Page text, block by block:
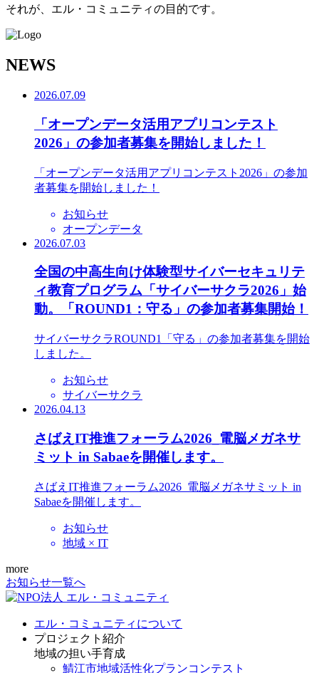
それが、エル・コミュニティの目的です。
NEWS
2026.07.09
「オープンデータ活用アプリコンテスト
2026」の参加者募集を開始しました！
「オープンデータ活用アプリコンテスト2026」の参加
者募集を開始しました！
お知らせ
オープンデータ
2026.07.03
全国の中高生向け体験型サイバーセキュリテ
ィ教育プログラム「サイバーサクラ2026」始
動。「ROUND1：守る」の参加者募集開始！
サイバーサクラROUND1「守る」の参加者募集を開始
しました。
お知らせ
サイバーサクラ
2026.04.13
さばえIT推進フォーラム2026_電脳メガネサ
ミット in Sabaeを開催します。
さばえIT推進フォーラム2026_電脳メガネサミット in
Sabaeを開催します。
お知らせ
地域 × IT
more
お知らせ一覧へ
エル・コミュニティについて
プロジェクト紹介
地域の担い手育成
鯖江市地域活性化プランコンテスト